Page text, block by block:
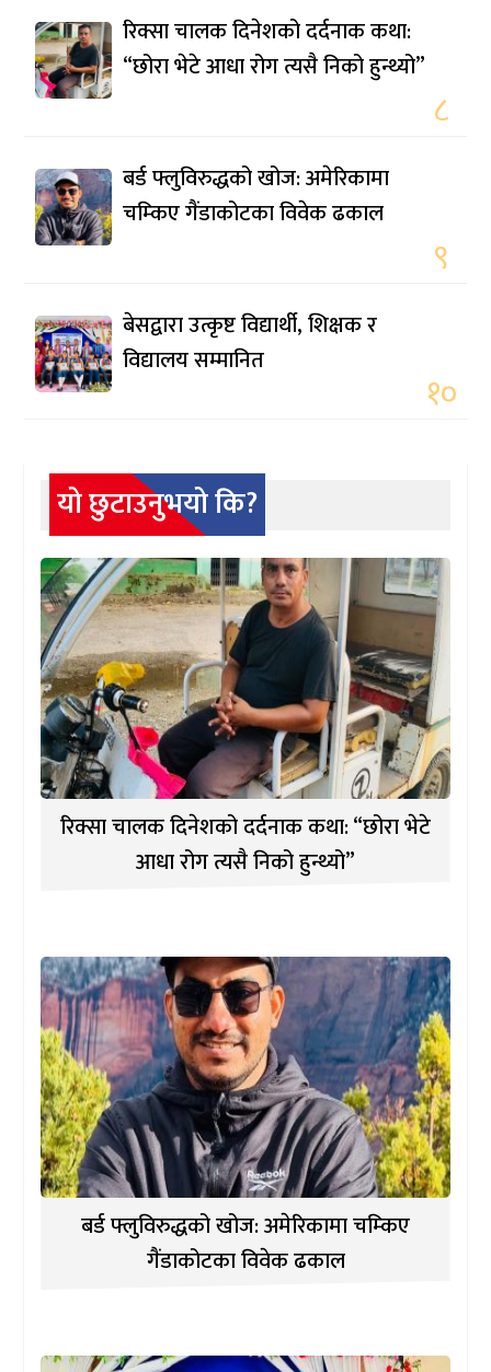
रिक्सा चालक दिनेशको दर्दनाक कथा:
“छोरा भेटे आधा रोग त्यसै निको हुन्थ्यो”
८
बर्ड फ्लुविरुद्धको खोज: अमेरिकामा
चम्किए गैंडाकोटका विवेक ढकाल
९
बेसद्वारा उत्कृष्ट विद्यार्थी, शिक्षक र
विद्यालय सम्मानित
१०
यो छुटाउनुभयो कि?
रिक्सा चालक दिनेशको दर्दनाक कथा: “छोरा भेटे
आधा रोग त्यसै निको हुन्थ्यो”
बर्ड फ्लुविरुद्धको खोज: अमेरिकामा चम्किए
गैंडाकोटका विवेक ढकाल